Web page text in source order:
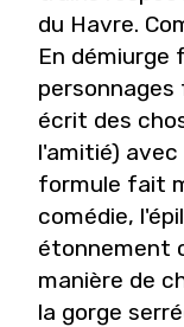
du Havre.
En démiurge
personnages
écrit des
l'amitié) avec
formule fait
comédie,
étonnement
manière de
la gorge